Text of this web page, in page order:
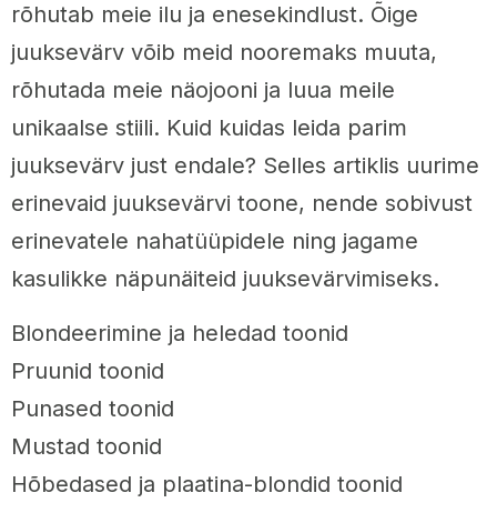
rõhutab meie ilu ja enesekindlust. Õige
juuksevärv võib meid nooremaks muuta,
rõhutada meie näojooni ja luua meile
unikaalse stiili. Kuid kuidas leida parim
juuksevärv just endale? Selles artiklis uurime
erinevaid juuksevärvi toone, nende sobivust
erinevatele nahatüüpidele ning jagame
kasulikke näpunäiteid juuksevärvimiseks.
Blondeerimine ja heledad toonid
Pruunid toonid
Punased toonid
Mustad toonid
Hõbedased ja plaatina-blondid toonid